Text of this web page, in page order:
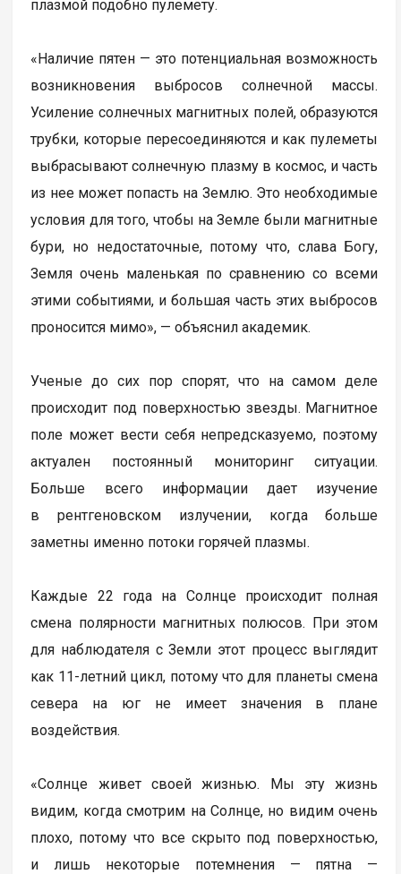
плазмой подобно пулемету.
«Наличие пятен — это потенциальная возможность
возникновения выбросов солнечной массы.
Усиление солнечных магнитных полей, образуются
трубки, которые пересоединяются и как пулеметы
выбрасывают солнечную плазму в космос, и часть
из нее может попасть на Землю. Это необходимые
условия для того, чтобы на Земле были магнитные
бури, но недостаточные, потому что, слава Богу,
Земля очень маленькая по сравнению со всеми
этими событиями, и большая часть этих выбросов
проносится мимо», — объяснил академик.
Ученые до сих пор спорят, что на самом деле
происходит под поверхностью звезды. Магнитное
поле может вести себя непредсказуемо, поэтому
актуален постоянный мониторинг ситуации.
Больше всего информации дает изучение
в рентгеновском излучении, когда больше
заметны именно потоки горячей плазмы.
Каждые 22 года на Солнце происходит полная
смена полярности магнитных полюсов. При этом
для наблюдателя с Земли этот процесс выглядит
как 11-летний цикл, потому что для планеты смена
севера на юг не имеет значения в плане
воздействия.
«Солнце живет своей жизнью. Мы эту жизнь
видим, когда смотрим на Солнце, но видим очень
плохо, потому что все скрыто под поверхностью,
и лишь некоторые потемнения — пятна —